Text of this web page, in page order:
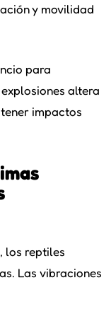
y movilidad
para
altera
impactos
los reptiles
Las vibraciones